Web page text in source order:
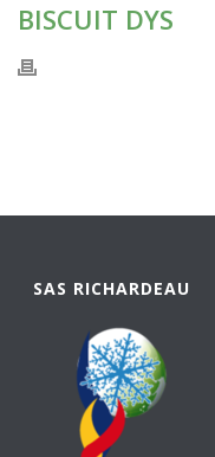
BISCUIT DYS
SAS RICHARDEAU